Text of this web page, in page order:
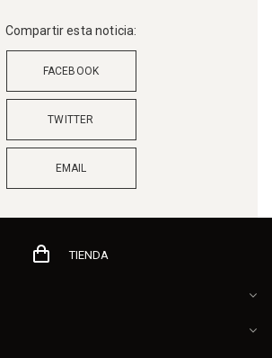
Compartir esta noticia:
FACEBOOK
TWITTER
EMAIL
TIENDA